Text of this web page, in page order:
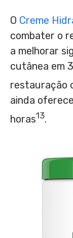
O Creme
combater o
a melhorar
cutânea em
restauração
ainda
horas13.